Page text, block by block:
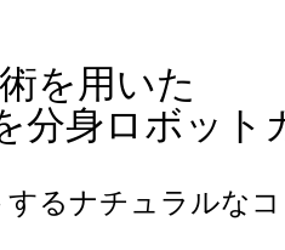
を用いた
分身ロボット
るナチュラルな